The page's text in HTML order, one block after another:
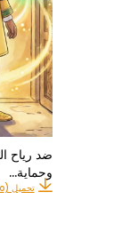
ضد رياح
وحماية…
تحميل (PDF: 3056.705 ko)